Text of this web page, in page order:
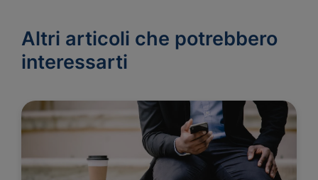
Altri articoli che potrebbero
interessarti